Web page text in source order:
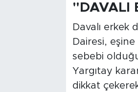
"DAVALI
Davalı erkek
Dairesi,
sebebi
Yargıtay
dikkat